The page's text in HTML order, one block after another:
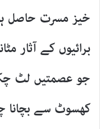
خیز مسرت حاصل
برائیوں کے آثار
جو عصمتیں لٹ
کھسوٹ سے بچانا